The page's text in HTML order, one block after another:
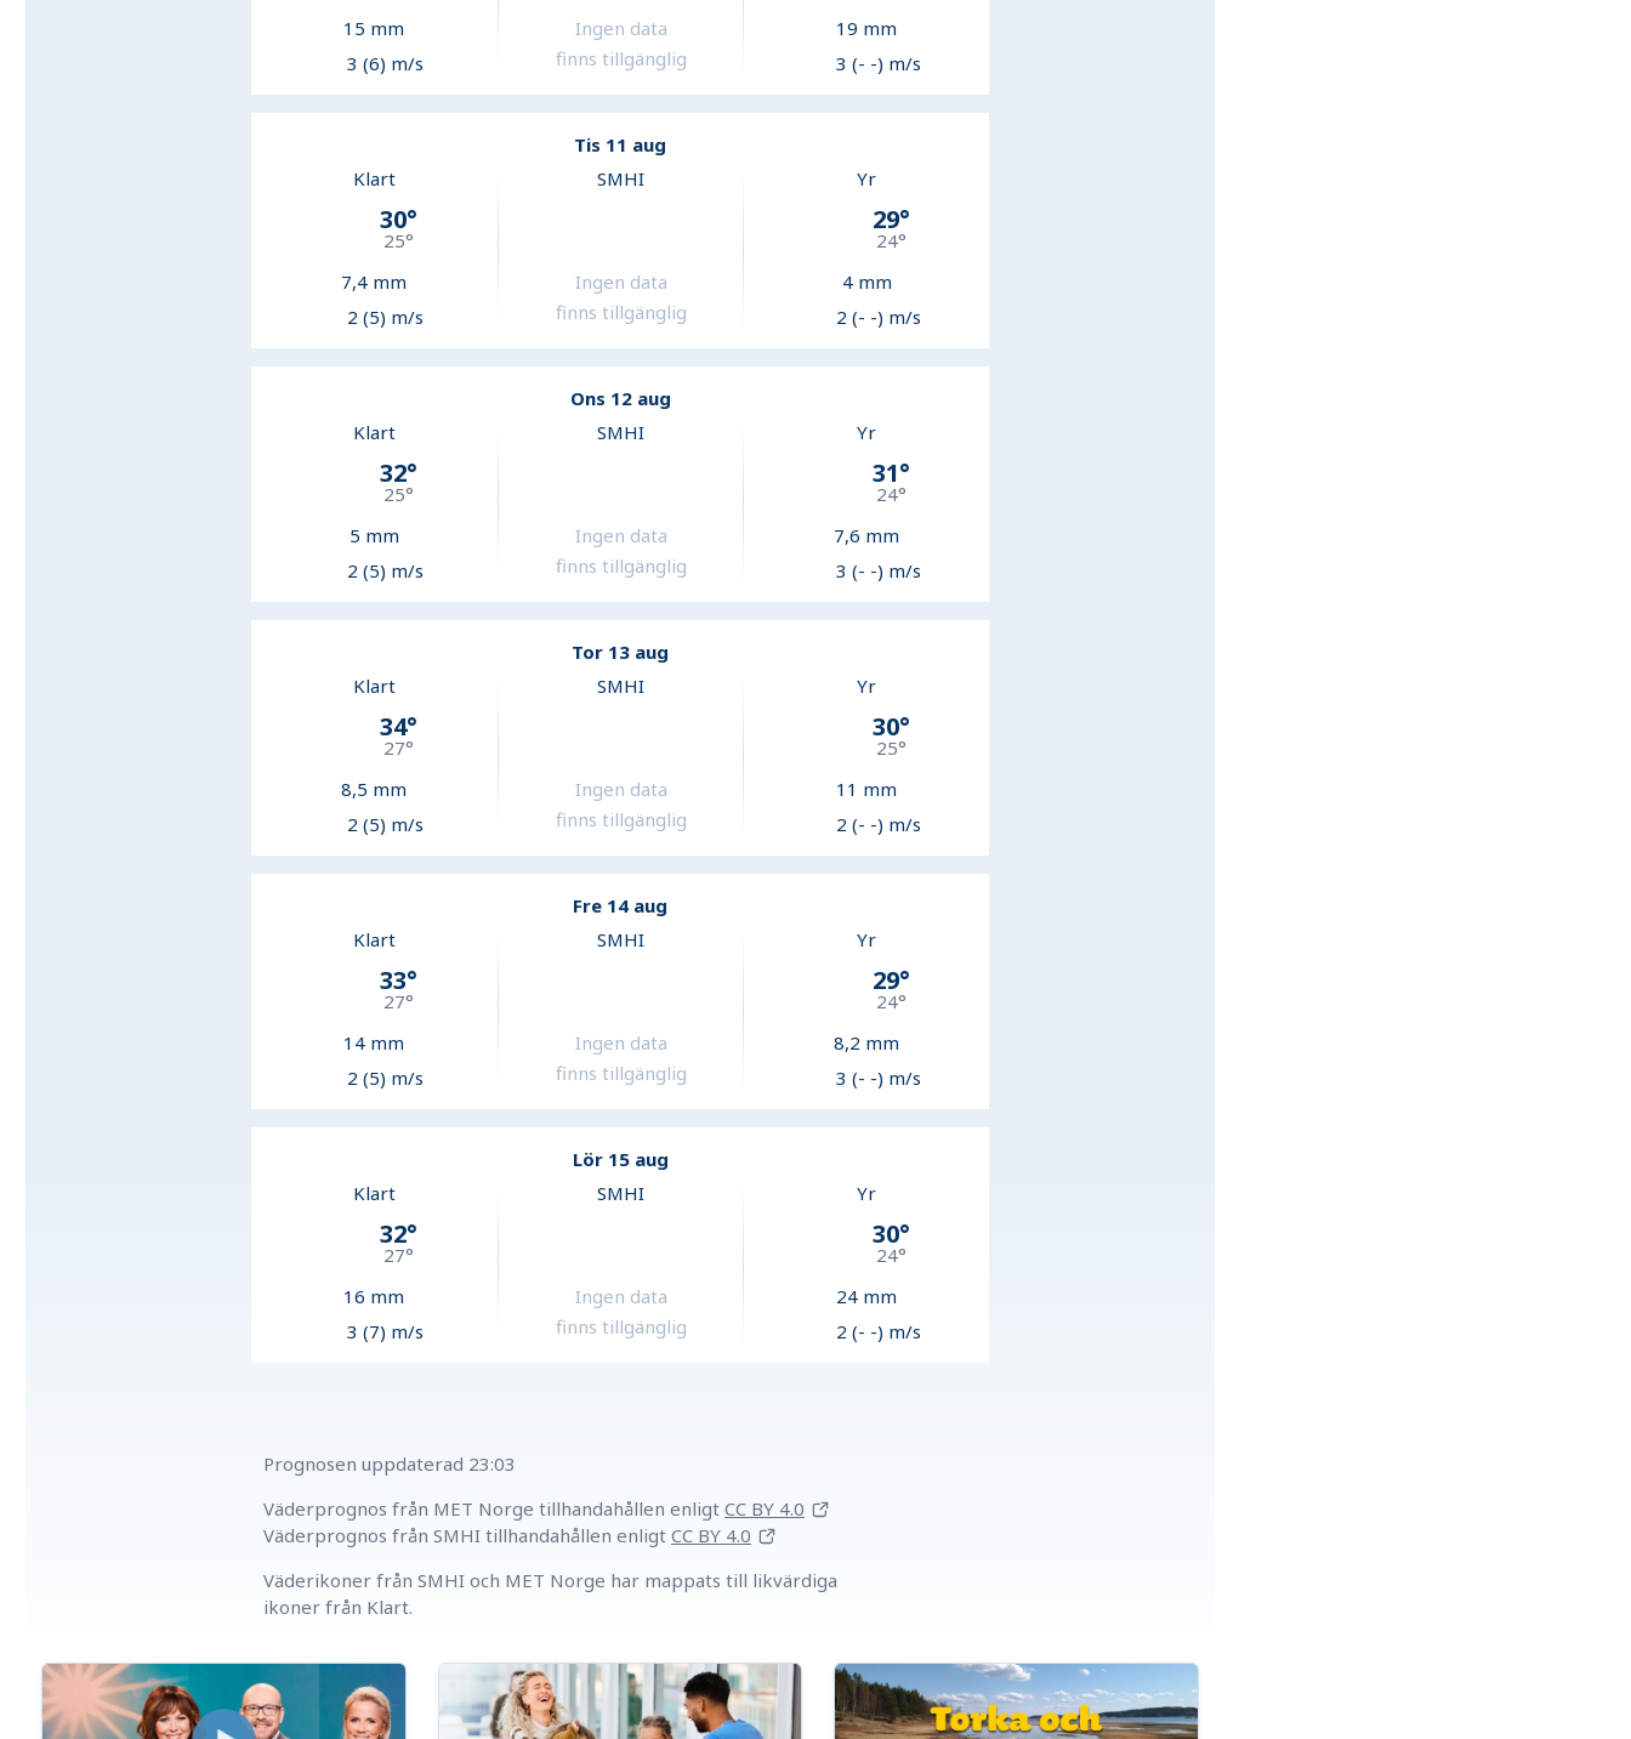
15 mm
3 (6) m/s
Ingen data
finns tillgänglig
19 mm
3 (- -) m/s
Tis 11 aug
Klart
30°
25°
7,4 mm
2 (5) m/s
SMHI
Ingen data
finns tillgänglig
Yr
29°
24°
4mm
2 (- -) m/s
Ons 12 aug
Klart
32°
25°
5 mm
2 (5) m/s
SMHI
Ingen data
finns tillgänglig
Yr
31°
24°
7,6 mm
3 (- -) m/s
Tor 13 aug
Klart
34°
27°
8,5 mm
2 (5) m/s
SMHI
Ingen data
finns tillgänglig
Yr
30°
25°
11 mm
2 (- -) m/s
Fre 14 aug
Klart
33°
27°
14 mm
2 (5) m/s
SMHI
Ingen data
finns tillgänglig
Yr
29°
24°
8,2 mm
3 (- -) m/s
Lör 15 aug
Klart
32°
27°
16 mm
3 (7) m/s
SMHI
Ingen data
finns tillgänglig
Yr
30°
24°
24 mm
2 (- -) m/s
Prognosen uppdaterad 23:03
Väderprognos från MET Norge tillhandahållen enligt CC BY 4.0
Väderprognos från SMHI tillhandahållen enligt CC BY 4.0
Väderikoner från SMHI och MET Norge har mappats till likvärdiga
ikoner från Klart.